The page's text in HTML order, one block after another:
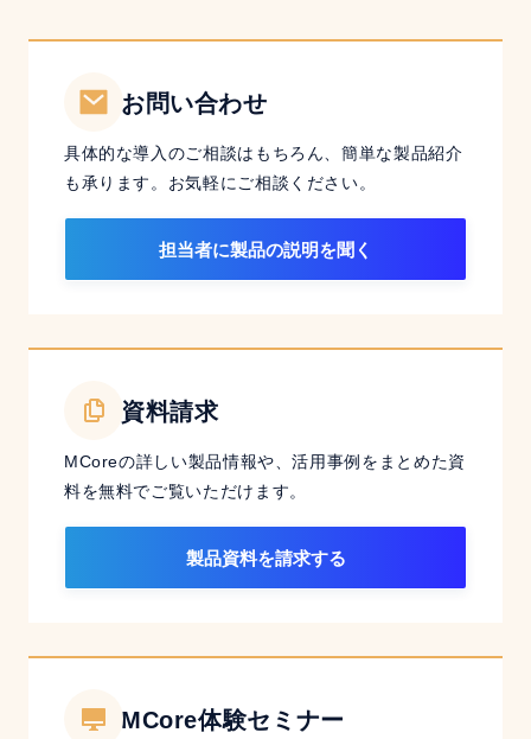
お問い合わせ
具体的な導入のご相談はもちろん、簡単な製品紹介
も承ります。お気軽にご相談ください。
担当者に製品の説明を聞く
資料請求
MCoreの詳しい製品情報や、活用事例をまとめた資
料を無料でご覧いただけます。
製品資料を請求する
MCore体験セミナー